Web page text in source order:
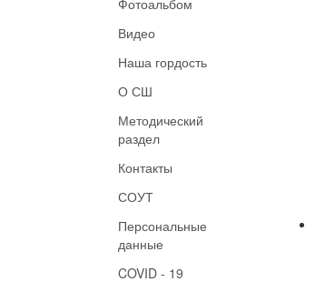
Видео
Наша гордость
О СШ
Методический
раздел
Контакты
СОУТ
Персональные
данные
COVID - 19